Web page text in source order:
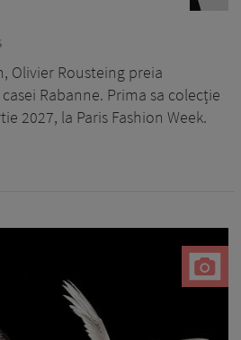
Olivier Rousteing preia
Rabanne. Prima sa colecție
2027, la Paris Fashion Week.